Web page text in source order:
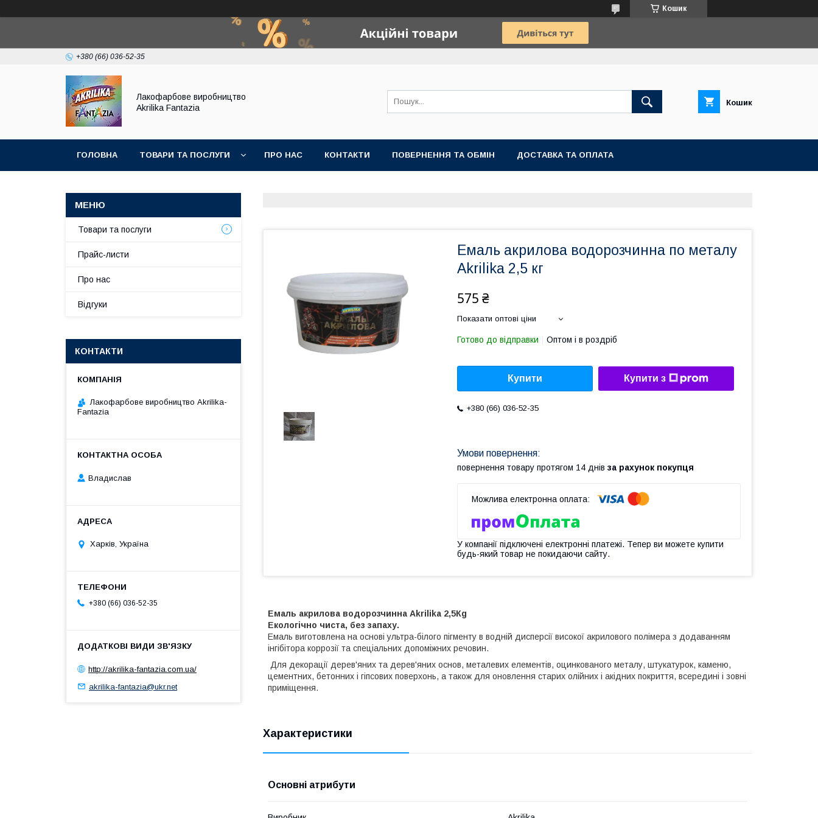
Кошик
+380 (66) 036-52-35
Лакофарбове виробництво
Akrilika Fantazia
Кошик
ГОЛОВНА ТОВАРИ ТА ПОСЛУГИ ПРО НАС КОНТАКТИ ПОВЕРНЕННЯ ТА ОБМІН ДОСТАВКА ТА ОПЛАТА
Емаль акрилова водорозчинна по металу
Akrilika 2,5 кг
575 ₴
Показати оптові ціни
Готово до відправки Оптом і в роздріб
Купити Купити з
+380 (66) 036-52-35
повернення товару протягом 14 днів за рахунок покупця
У компанії підключені електронні платежі. Тепер ви можете купити
будь-який товар не покидаючи сайту.
Емаль акрилова водорозчинна Akrilika 2,5Кg
Екологічно чиста, без запаху.
Емаль виготовлена на основі ультра-білого пігменту в водній дисперсії високої акрилового полімера з додаванням
інгібітора коррозії та спеціальних допоміжних речовин.
Для декорації дерев'яних та дерев'яних основ, металевих елементів, оцинкованого металу, штукатурок, каменю,
цементних, бетонних і гіпсових поверхонь, а також для оновлення старих олійних і акідних покриття, всередині і зовні
приміщення.
Характеристики
Основні атрибути
Товари та послуги
Прайс-листи
Про нас
Відгуки
КОНТАКТИ
Лакофарбове виробництво Akrilika-
Fantazia
Владислав
Харків, Україна
+380 (66) 036-52-35
http://akrilika-fantazia.com.ua/
akrilika-fantazia@ukr.net